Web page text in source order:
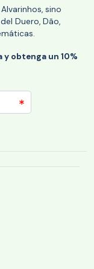
sino
Duero, Dão,
obtenga un 10%